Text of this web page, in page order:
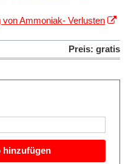
Ammoniak- Verlusten
Preis: gratis
hinzufügen